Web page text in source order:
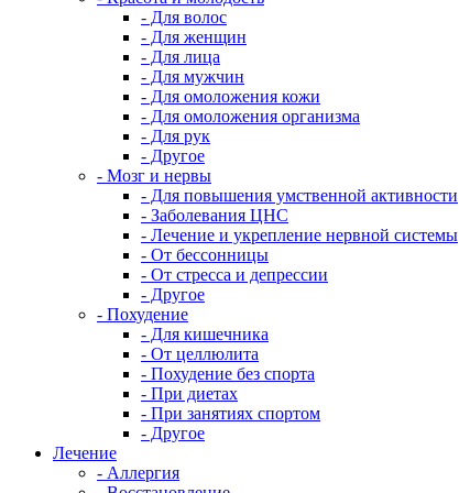
- Для волос
- Для женщин
- Для лица
- Для мужчин
- Для омоложения кожи
- Для омоложения организма
- Для рук
- Другое
- Мозг и нервы
- Для повышения умственной активности
- Заболевания ЦНС
- Лечение и укрепление нервной системы
- От бессонницы
- От стресса и депрессии
- Другое
- Похудение
- Для кишечника
- От целлюлита
- Похудение без спорта
- При диетах
- При занятиях спортом
- Другое
Лечение
- Аллергия